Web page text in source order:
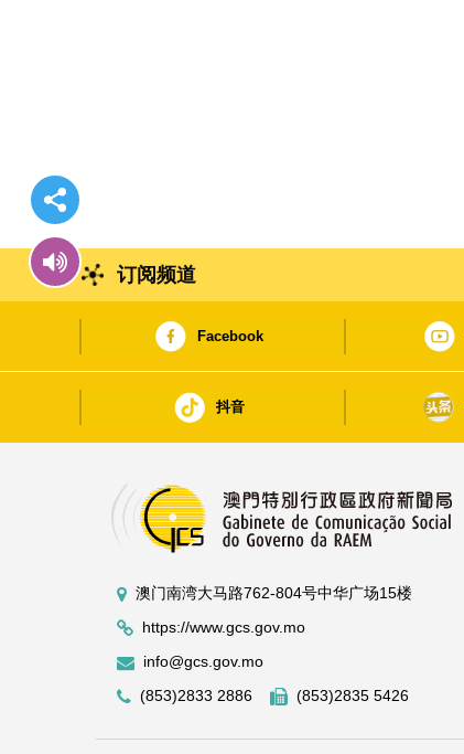
订阅频道
Facebook
抖音
澳门南湾大马路762-804号中华广场15楼
https://www.gcs.gov.mo
info@gcs.gov.mo
(853)2833 2886
(853)2835 5426